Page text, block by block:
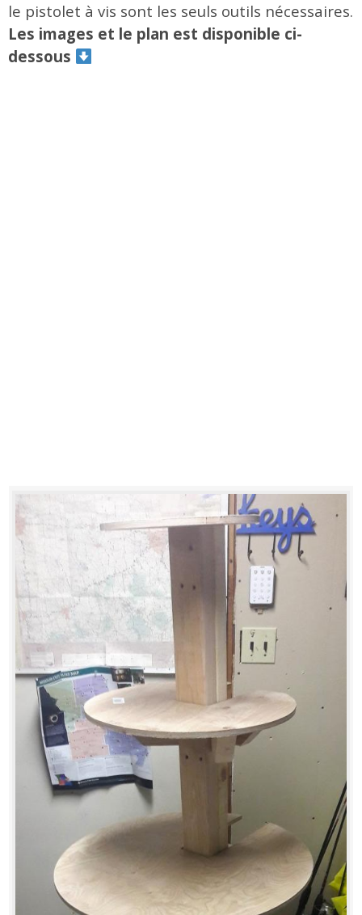
le pistolet à vis sont les seuls outils nécessaires.
Les images et le plan est disponible ci-
dessous